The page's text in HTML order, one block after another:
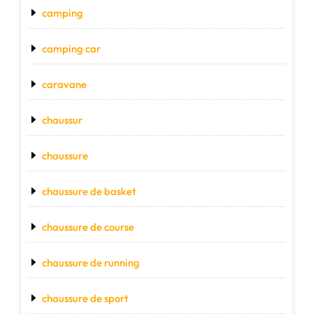
camping
camping car
caravane
chaussur
chaussure
chaussure de basket
chaussure de course
chaussure de running
chaussure de sport